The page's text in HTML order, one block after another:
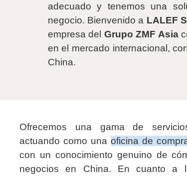
adecuado y tenemos una
negocio. Bienvenido a LALEF
empresa del Grupo ZMF Asia
en el mercado internacional,
China.
Ofrecemos una gama de
actuando como una oficina de
con un conocimiento genuino de
negocios en China. En cuanto a